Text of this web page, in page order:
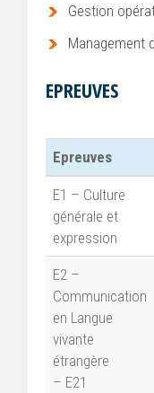
Gestion
Management
EPREUVES
Epreuves
E1 – Culture
générale et
expression
E2 –
Communication
en Langue
vivante
étrangère
– E21